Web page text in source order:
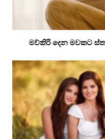
මව්කිරි දෙන මවකට